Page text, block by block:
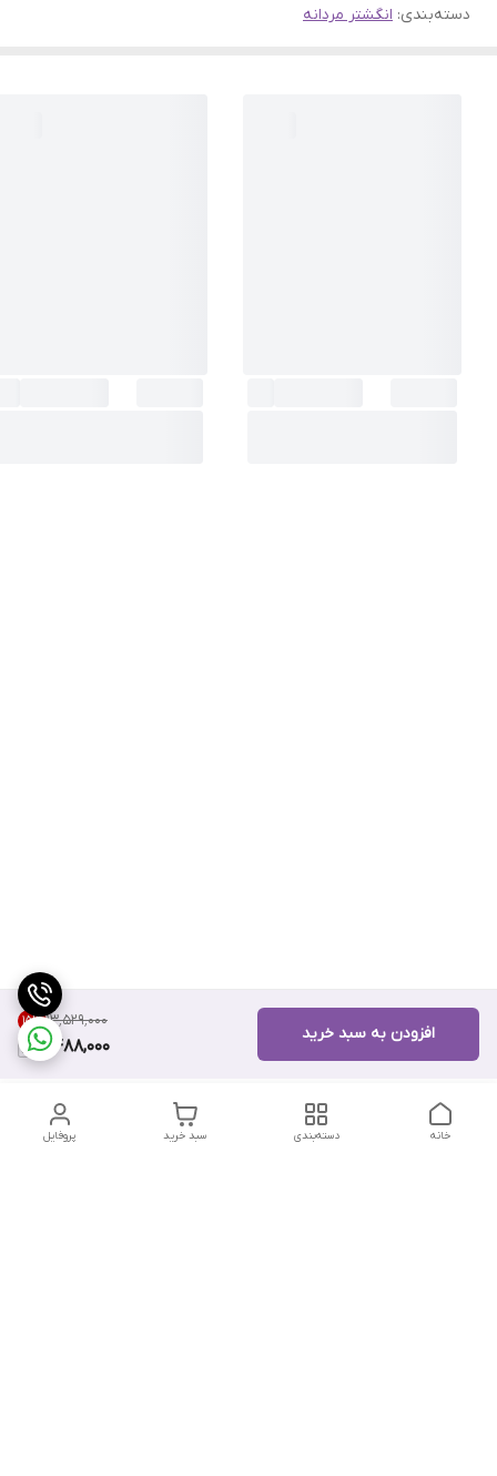
۱۳٬۵۲۹٬۰۰۰ 15%
11,488,000
افزودن به سبد خرید
دسته‌بندی: انگشتر مردانه
پروفایل سبد خرید دسته‌بندی خانه